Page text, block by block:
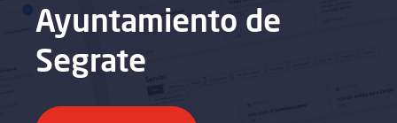
Ayuntamiento de
Segrate